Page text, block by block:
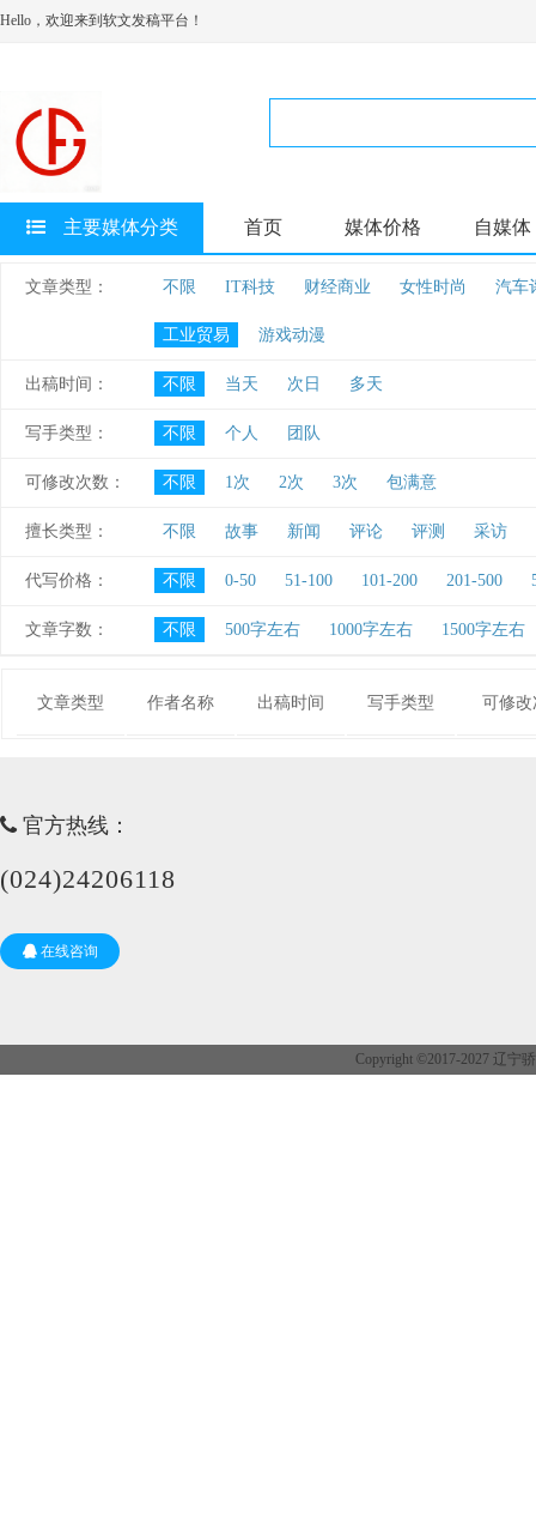
Hello，欢迎来到软文发稿平台！
主要媒体分类 首页 媒体价格 自媒体
文章类型： 不限 IT科技 财经商业 女性时尚 汽车
工业贸易 游戏动漫
出稿时间： 不限 当天 次日 多天
写手类型： 不限 个人 团队
可修改次数： 不限 1次 2次 3次 包满意
擅长类型： 不限 故事 新闻 评论 评测 采访
代写价格： 不限 0-50 51-100 101-200 201-500
文章字数： 不限 500字左右 1000字左右 1500字左右
文章类型 作者名称 出稿时间 写手类型 可修改
官方热线：
(024)24206118
在线咨询
Copyright ©2017-2027 辽宁